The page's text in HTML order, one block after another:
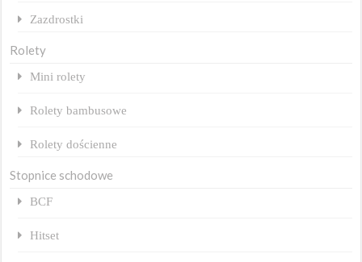
Zazdrostki
Rolety
Mini rolety
Rolety bambusowe
Rolety dościenne
Stopnice schodowe
BCF
Hitset